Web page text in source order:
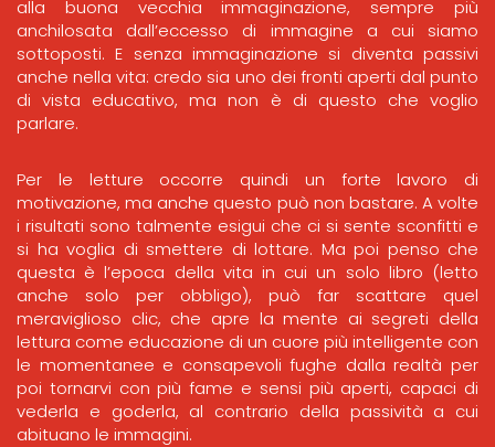
alla buona vecchia immaginazione, sempre più
anchilosata dall’eccesso di immagine a cui siamo
sottoposti. E senza immaginazione si diventa passivi
anche nella vita: credo sia uno dei fronti aperti dal punto
di vista educativo, ma non è di questo che voglio
parlare.
Per le letture occorre quindi un forte lavoro di
motivazione, ma anche questo può non bastare. A volte
i risultati sono talmente esigui che ci si sente sconfitti e
si ha voglia di smettere di lottare. Ma poi penso che
questa è l’epoca della vita in cui un solo libro (letto
anche solo per obbligo), può far scattare quel
meraviglioso clic, che apre la mente ai segreti della
lettura come educazione di un cuore più intelligente con
le momentanee e consapevoli fughe dalla realtà per
poi tornarvi con più fame e sensi più aperti, capaci di
vederla e goderla, al contrario della passività a cui
abituano le immagini.